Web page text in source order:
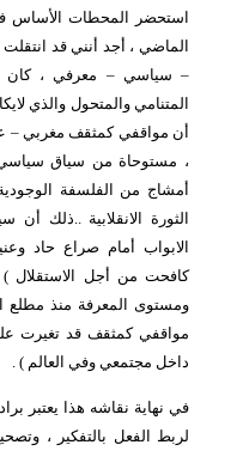
استحضر المحطات الأساس
الماضي ، أجد أنني قد
– سياسي – معرفي ، كان
المتنامي والمتحول والذي
أن مواقفي كمثقف مغربي –
، مستوحاة من سياق
أمشاج من الفلسفة
الثورة الانقلابية ..ذلك
الابواب أمام صراع حاد
كافحت من أجل الاستقلال
ومستوى المعرفة منذ مطلع
مواقفي كمثقف قد تغيرت
داخل مجتمعي وفي العالم ) .
في نهاية نقاشه هذا يعتبر
لربط الفعل بالتفكير ،